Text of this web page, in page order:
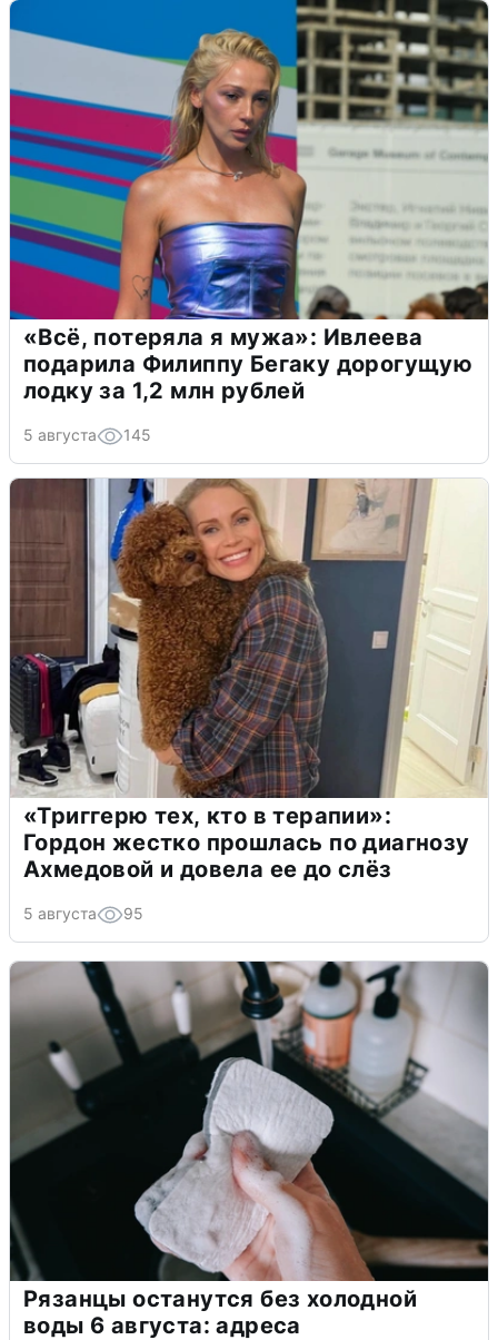
«Всё, потеряла я мужа»: Ивлеева
подарила Филиппу Бегаку дорогущую
лодку за 1,2 млн рублей
5 августа 145
«Триггерю тех, кто в терапии»:
Гордон жестко прошлась по диагнозу
Ахмедовой и довела ее до слёз
5 августа 95
Рязанцы останутся без холодной
воды 6 августа: адреса